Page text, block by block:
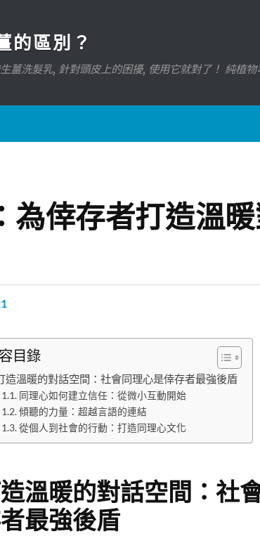
的區別？
薑洗髮乳, 針對頭皮上的困擾, 使用它就對了！ 純植
為倖存者打造溫
目錄
造溫暖的對話空間：社會同理心是倖存者最強後盾
同理心如何建立信任：從微小互動開始
傾聽的力量：超越言語的連結
從個人到社會的行動：打造同理心文化
溫暖的對話空間：社
最強後盾